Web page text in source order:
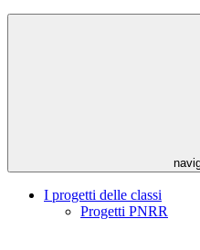
I progetti delle classi
Progetti PNRR